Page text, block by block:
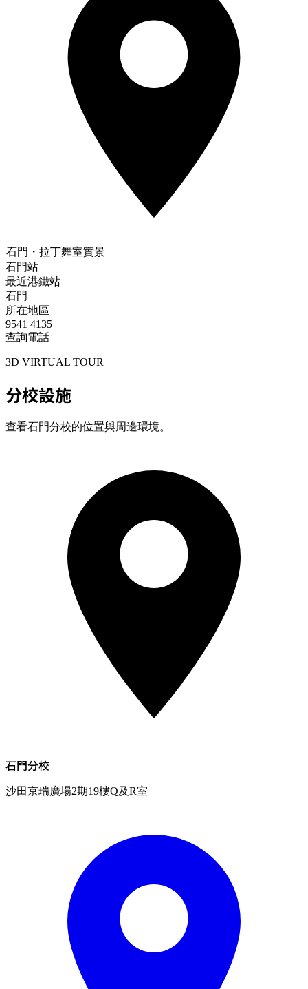
石門 ・拉丁舞室實景
石門站
最近港鐵站
石門
所在地區
9541 4135
查詢電話
3D VIRTUAL TOUR
分校設施
查看石門分校的位置與周邊環境。
石門分校
沙田京瑞廣場2期19樓Q及R室